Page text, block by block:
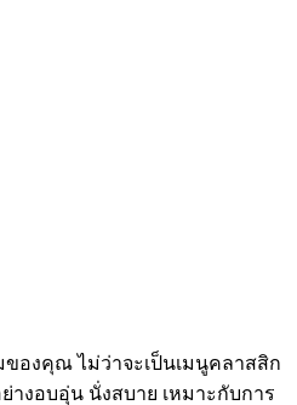
องคุณ ไม่ว่าจะเป็นเมนูคลาสสิก
างอบอุ่น นั่งสบาย เหมาะกับการ